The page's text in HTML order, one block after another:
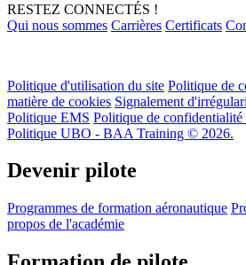
RESTEZ CONNECTÉS !
Qui nous sommes Carrières Certificats
Politique d'utilisation du site Politique de
matière de cookies Signalement
Politique EMS Politique de
Politique UBO - BAA Training © 2026.
Devenir pilote
Programmes de formation aéronautique
propos de l'académie